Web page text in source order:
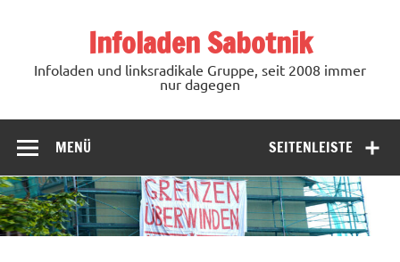
Infoladen Sabotnik
Infoladen und linksradikale Gruppe, seit 2008 immer
nur dagegen
SEITENLEISTE
MENÜ